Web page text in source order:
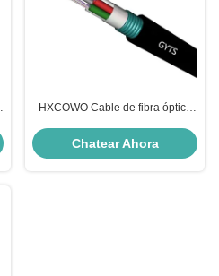
HXCOWO Cable de fibra óptica
aéreo 6 12 24 48 96 144 GYTS
de núcleo
Chatear Ahora